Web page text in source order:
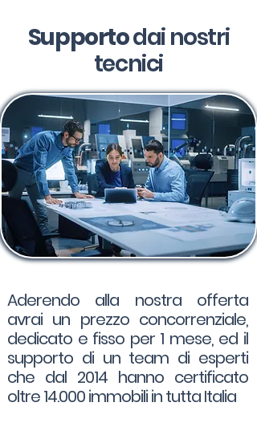
Supportodai nostri
tecnici
Aderendo alla nostra offerta
avrai un prezzo concorrenziale,
dedicato e fisso per 1 mese, ed il
supporto di un team di esperti
che dal 2014 hanno certificato
oltre 14.000 immobili in tutta Italia